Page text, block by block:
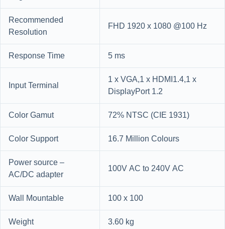
Recommended
Resolution
FHD 1920 x 1080 @100 Hz
Response Time 5 ms
Input Terminal
1 x VGA,1 x HDMI1.4,1 x
DisplayPort 1.2
Color Gamut
72% NTSC (CIE 1931)
Color Support
16.7 Million Colours
Power source –
AC/DC adapter
100V AC to 240V AC
Wall Mountable
100 x 100
Weight
3.60 kg